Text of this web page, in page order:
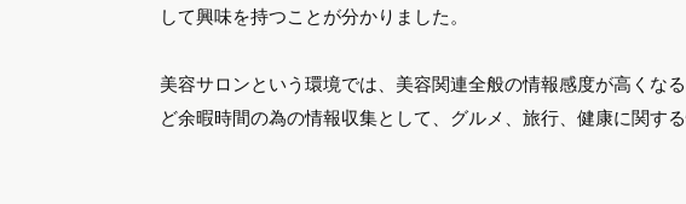
して興味を持つことが分かりました。
美容サロンという環境では、美容関連全般の情報感度が高くな
ど余暇時間の為の情報収集として、グルメ、旅行、健康に関す